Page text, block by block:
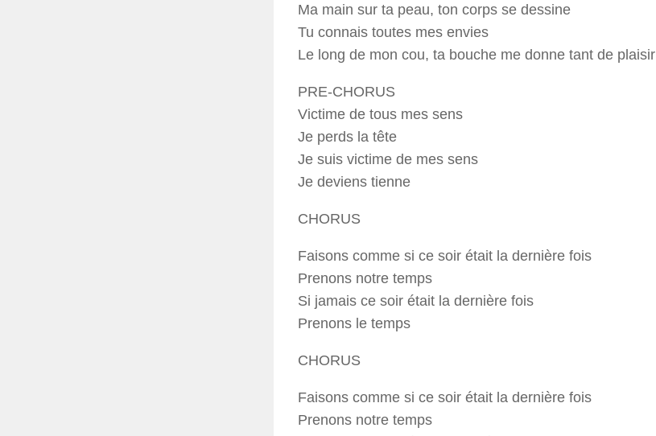
Ma main sur ta peau, ton corps se dessine
Tu connais toutes mes envies
Le long de mon cou, ta bouche me donne tant de plaisir
PRE-CHORUS
Victime de tous mes sens
Je perds la tête
Je suis victime de mes sens
Je deviens tienne
CHORUS
Faisons comme si ce soir était la dernière fois
Prenons notre temps
Si jamais ce soir était la dernière fois
Prenons le temps
CHORUS
Faisons comme si ce soir était la dernière fois
Prenons notre temps